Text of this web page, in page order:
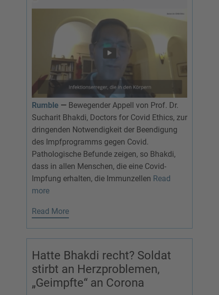
Rumble — Bewegender Appell von Prof. Dr.
Sucharit Bhakdi, Doctors for Covid Ethics, zur
dringenden Notwendigkeit der Beendigung
des Impfprogramms gegen Covid.
Pathologische Befunde zeigen, so Bhakdi,
dass in allen Menschen, die eine Covid-
Impfung erhalten, die Immunzellen Read
more
Read More
Hatte Bhakdi recht? Soldat
stirbt an Herzproblemen,
„Geimpfte“ an Corona